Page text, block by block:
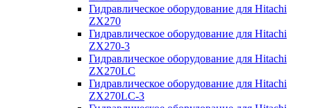
Гидравлическое оборудование для Hitachi
ZX270
Гидравлическое оборудование для Hitachi
ZX270-3
Гидравлическое оборудование для Hitachi
ZX270LC
Гидравлическое оборудование для Hitachi
ZX270LC-3